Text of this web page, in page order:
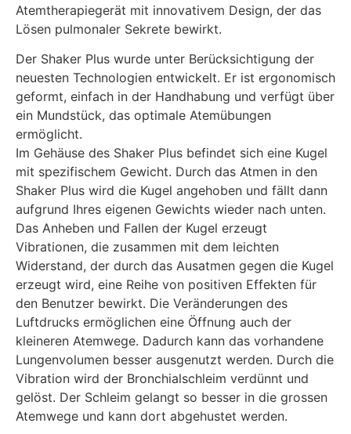
Atemtherapiegerät mit innovativem Design, der das
Lösen pulmonaler Sekrete bewirkt.
Der Shaker Plus wurde unter Berücksichtigung der
neuesten Technologien entwickelt. Er ist ergonomisch
geformt, einfach in der Handhabung und verfügt über
ein Mundstück, das optimale Atemübungen
ermöglicht.
Im Gehäuse des Shaker Plus befindet sich eine Kugel
mit spezifischem Gewicht. Durch das Atmen in den
Shaker Plus wird die Kugel angehoben und fällt dann
aufgrund Ihres eigenen Gewichts wieder nach unten.
Das Anheben und Fallen der Kugel erzeugt
Vibrationen, die zusammen mit dem leichten
Widerstand, der durch das Ausatmen gegen die Kugel
erzeugt wird, eine Reihe von positiven Effekten für
den Benutzer bewirkt. Die Veränderungen des
Luftdrucks ermöglichen eine Öffnung auch der
kleineren Atemwege. Dadurch kann das vorhandene
Lungenvolumen besser ausgenutzt werden. Durch die
Vibration wird der Bronchialschleim verdünnt und
gelöst. Der Schleim gelangt so besser in die grossen
Atemwege und kann dort abgehustet werden.